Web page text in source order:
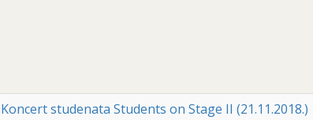
Koncert studenata Students on Stage II (21.11.2018.)